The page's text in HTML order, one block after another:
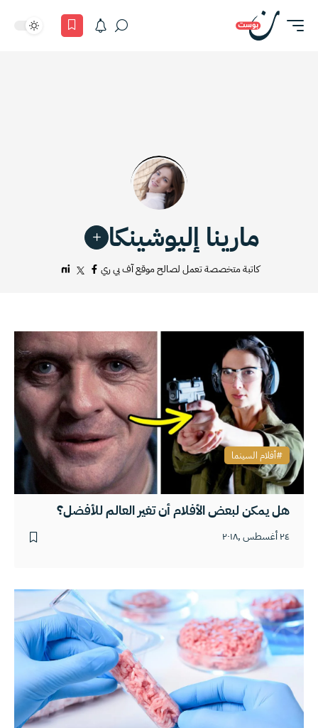
مارينا إليوشينكا
كاتبة متخصصة تعمل لصالح موقع آف بي ري
هل يمكن لبعض الأفلام أن تغير العالم للأفضل؟
٢٤ أغسطس ,٢٠١٨
أفلام السينما